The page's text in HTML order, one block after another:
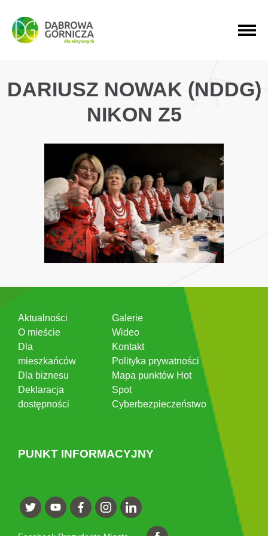
PRZEJDŹ DO MENU GŁÓWNEGO
PRZEJDŹ DO WYSZUKIWARKI
PRZEJDŹ DO TREŚCI
DARIUSZ NOWAK (NDDG)
NIKON Z5
Aktualności
O mieście
Dla
mieszkańców
Dla biznesu
Deklaracja
dostępności
Galerie
Wideo
Kontakt
Polityka prywatności
Mapa punktów Hot
Spot
Cyberbezpieczeństwo
PUNKT INFORMACYJNY